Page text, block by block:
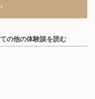
の他の体験談を読む